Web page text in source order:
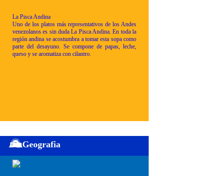
La Pisca Andina
Uno de los platos más representativos de los Andes
venezolanos es sin duda La Pisca Andina. En toda la
región andina se acostumbra a tomar esta sopa como
parte del desayuno. Se compone de papas, leche,
queso y se aromatiza con cilantro.
Geografia